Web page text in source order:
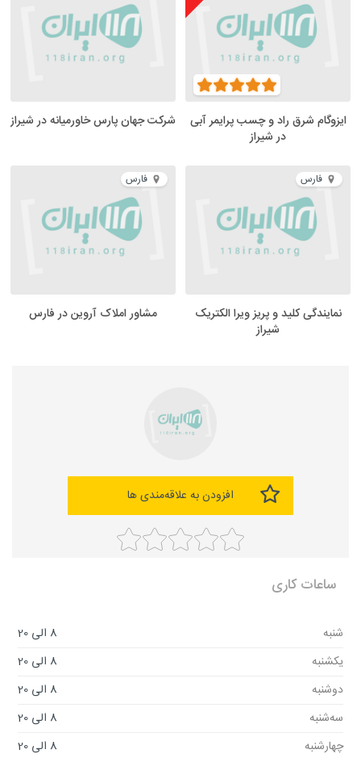
ایزوگام شرق راد و چسب پرایمر آبی
در شیراز
شرکت جهان پارس خاورمیانه در شیراز
فارس
نمایندگی کلید و پریز ویرا الکتریک
شیراز
فارس
مشاور املاک آروین در فارس
افزودن به علاقه‌مندی ها
ساعات کاری
شنبه
8 الی 20
یکشنبه
8 الی 20
دوشنبه
8 الی 20
سه‌شنبه
8 الی 20
چهارشنبه
8 الی 20